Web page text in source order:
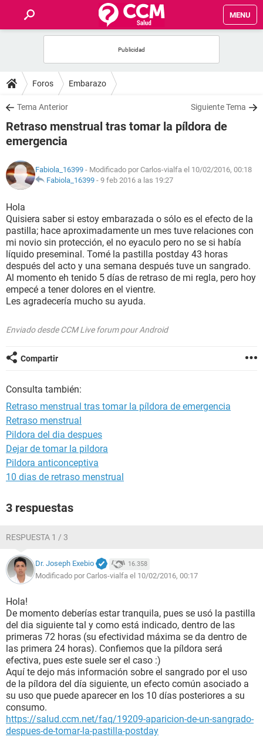
MENU
FOROS
SALUD
NUTRICIÓN
SEXUALIDAD
GLOSARIO
Foros Embarazo
Tema Anterior Siguiente Tema
Retraso menstrual tras tomar la píldora de
emergencia
Fabiola_16399 - Modificado por Carlos-vialfa el 10/02/2016, 00:18
Fabiola_16399 - 9 feb 2016 a las 19:27
Hola
Quisiera saber si estoy embarazada o sólo es el efecto de la
pastilla; hace aproximadamente un mes tuve relaciones con
mi novio sin protección, el no eyaculo pero no se si había
líquido preseminal. Tomé la pastilla postday 43 horas
después del acto y una semana después tuve un sangrado.
Al momento eh tenido 5 días de retraso de mi regla, pero hoy
empecé a tener dolores en el vientre.
Les agradecería mucho su ayuda.
Enviado desde CCM Live forum pour Android
Compartir
Consulta también:
Retraso menstrual tras tomar la píldora de emergencia
Retraso menstrual
Pildora del dia despues
Dejar de tomar la pildora
Pildora anticonceptiva
10 dias de retraso menstrual
3 respuestas
RESPUESTA 1 / 3
Dr. Joseph Exebio 16.358
Modificado por Carlos-vialfa el 10/02/2016, 00:17
Hola!
De momento deberías estar tranquila, pues se usó la pastilla
del dia siguiente tal y como está indicado, dentro de las
primeras 72 horas (su efectividad máxima se da dentro de
las primera 24 horas). Confiemos que la píldora será
efectiva, pues este suele ser el caso :)
Aquí te dejo más información sobre el sangrado por el uso
de la píldora del día siguiente, un efecto común asociado a
su uso que puede aparecer en los 10 días posteriores a su
consumo.
https://salud.ccm.net/faq/19209-aparicion-de-un-sangrado-
despues-de-tomar-la-pastilla-postday